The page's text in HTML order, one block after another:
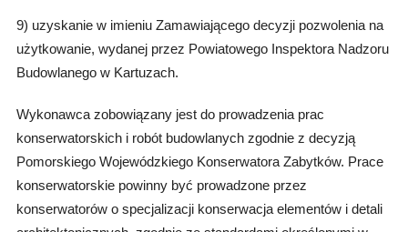
9) uzyskanie w imieniu Zamawiającego decyzji pozwolenia na
użytkowanie, wydanej przez Powiatowego Inspektora Nadzoru
Budowlanego w Kartuzach.
Wykonawca zobowiązany jest do prowadzenia prac
konserwatorskich i robót budowlanych zgodnie z decyzją
Pomorskiego Wojewódzkiego Konserwatora Zabytków. Prace
konserwatorskie powinny być prowadzone przez
konserwatorów o specjalizacji konserwacja elementów i detali